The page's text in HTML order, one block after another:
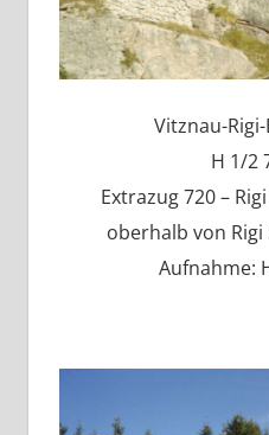
Vitznau-Rigi-
H 1/2
Extrazug 720 –
oberhalb von Rigi
Aufnahme: